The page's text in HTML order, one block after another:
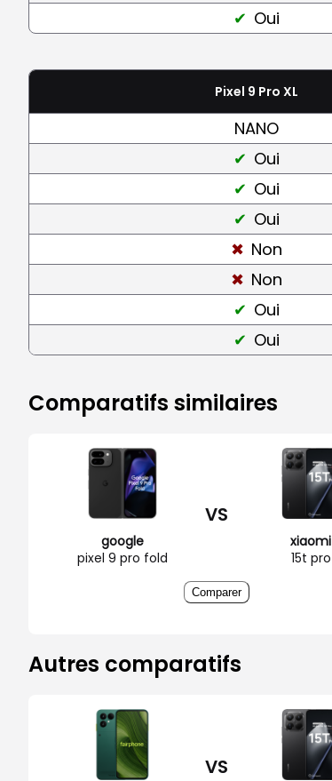
Oui
Pixel 9 Pro XL
NANO
Oui
Oui
Oui
Non
Non
Oui
Oui
Comparatifs similaires
google
pixel 9 pro fold
VS
xiaomi
15t pro
Comparer
Autres comparatifs
VS